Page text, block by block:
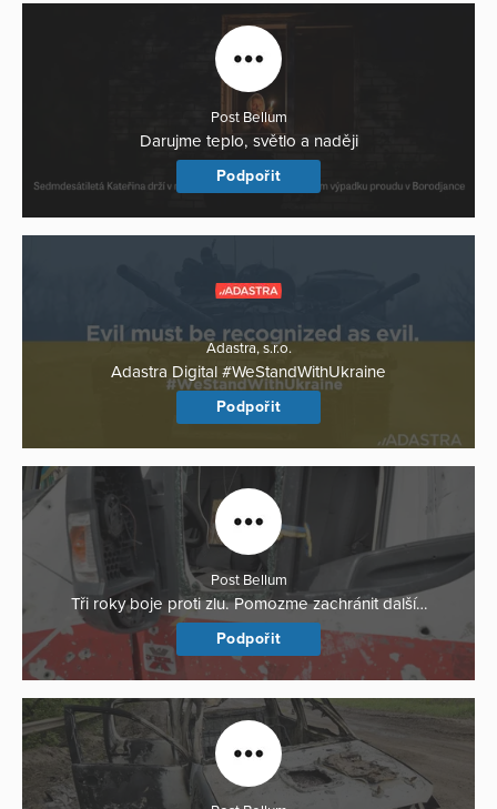
Post Bellum
Darujme teplo, světlo a naději
Podpořit
Adastra, s.r.o.
Adastra Digital #WeStandWithUkraine
Podpořit
Post Bellum
Tři roky boje proti zlu. Pomozme zachránit další…
Podpořit